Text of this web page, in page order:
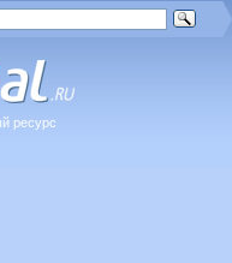
ресурс